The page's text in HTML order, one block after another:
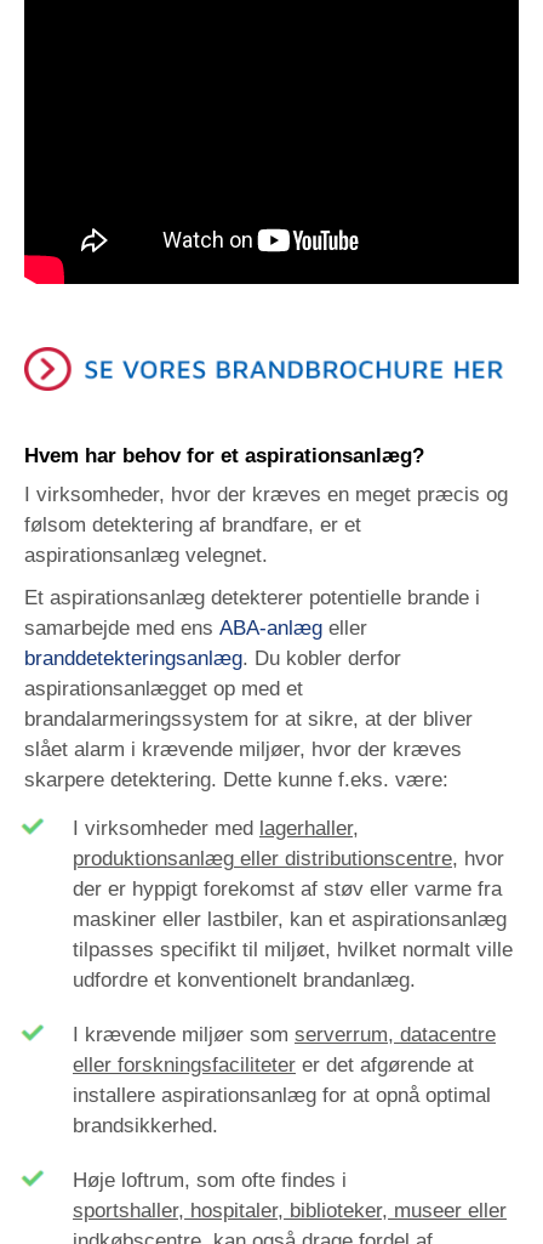
Hvem har behov for et aspirationsanlæg?
I virksomheder, hvor der kræves en meget præcis og
følsom detektering af brandfare, er et
aspirationsanlæg velegnet.
Et aspirationsanlæg detekterer potentielle brande i
samarbejde med ens ABA-anlæg eller
branddetekteringsanlæg. Du kobler derfor
aspirationsanlægget op med et
brandalarmeringssystem for at sikre, at der bliver
slået alarm i krævende miljøer, hvor der kræves
skarpere detektering. Dette kunne f.eks. være:
I virksomheder med lagerhaller,
produktionsanlæg eller distributionscentre, hvor
der er hyppigt forekomst af støv eller varme fra
maskiner eller lastbiler, kan et aspirationsanlæg
tilpasses specifikt til miljøet, hvilket normalt ville
udfordre et konventionelt brandanlæg.
I krævende miljøer som serverrum, datacentre
eller forskningsfaciliteter er det afgørende at
installere aspirationsanlæg for at opnå optimal
brandsikkerhed.
Høje loftrum, som ofte findes i
sportshaller, hospitaler, biblioteker, museer eller